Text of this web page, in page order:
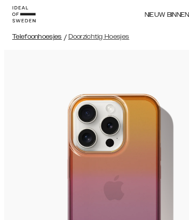
NIEUW BINNEN
Telefoonhoesjes / Doorzichtig Hoesjes